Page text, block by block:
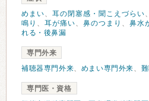
めまい、 耳の閉塞感・聞こえづらい、
鳴り 、 耳が痛い、 鼻のつまり 、 鼻水
れる・後鼻漏
専門外来
補聴器専門外来、 めまい専門外来、
専門医・資格